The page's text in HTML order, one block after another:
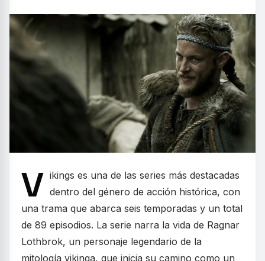
V ikings es una de las series más destacadas
dentro del género de acción histórica, con
una trama que abarca seis temporadas y un total
de 89 episodios. La serie narra la vida de Ragnar
Lothbrok, un personaje legendario de la
mitología vikinga, que inicia su camino como un